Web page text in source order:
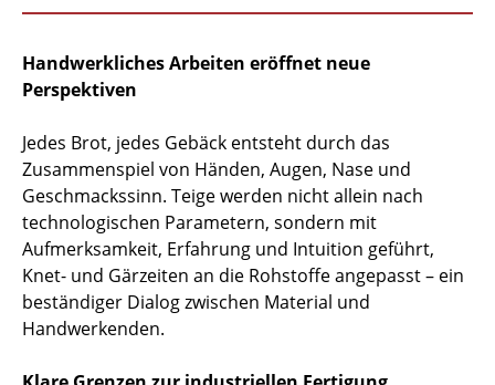
Handwerkliches Arbeiten eröffnet neue
Perspektiven
Jedes Brot, jedes Gebäck entsteht durch das
Zusammenspiel von Händen, Augen, Nase und
Geschmackssinn. Teige werden nicht allein nach
technologischen Parametern, sondern mit
Aufmerksamkeit, Erfahrung und Intuition geführt,
Knet- und Gärzeiten an die Rohstoffe angepasst – ein
beständiger Dialog zwischen Material und
Handwerkenden.